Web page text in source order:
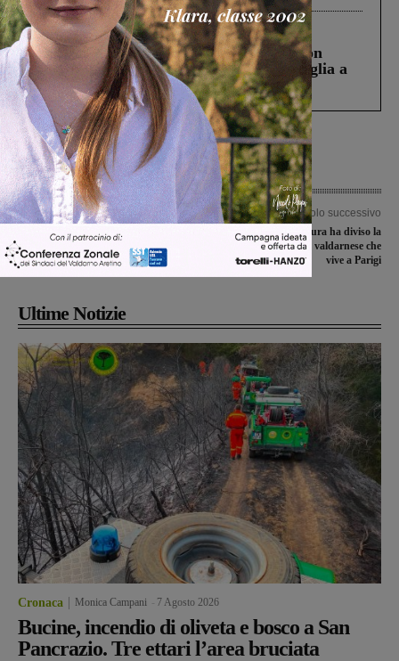
Cronaca 3 Agosto 2026
Scomparso da una struttura di Castiglion
Fiorentino l’uomo che aveva ucciso la figlia a
Levane nel 2020
Articolo precedente
Marcia per la pace, la Lista civica non
partecipa: “No alle generalizzazioni”
Articolo successivo
La notte in cui la paura ha diviso la
città: il racconto di un valdarnese che
vive a Parigi
Ultime Notizie
Cronaca Monica Campani 7 Agosto 2026
Bucine, incendio di oliveta e bosco a San
Pancrazio. Tre ettari l’area bruciata